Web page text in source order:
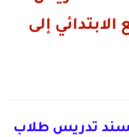
الابتدائي إلى
تدريس طلاب